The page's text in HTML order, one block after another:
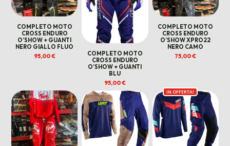
COMPLETO MOTO
CROSS ENDURO
O’SHOW + GUANTI
NERO GIALLO FLUO
95,00€
COMPLETO MOTO
CROSS ENDURO
O’SHOW + GUANTI
BLU
95,00€
COMPLETO MOTO
CROSS ENDURO
O’SHOW XPRO22
NERO CAMO
75,00€
IN OFFERTA!